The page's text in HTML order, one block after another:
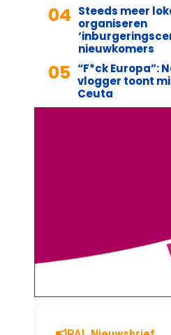
04 Steeds meer
organiseren
nieuwkomers
05 “F*ck Europa”:
vlogger toont
Ceuta